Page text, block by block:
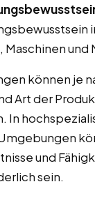
und
können je
Art der
In
und
sein.